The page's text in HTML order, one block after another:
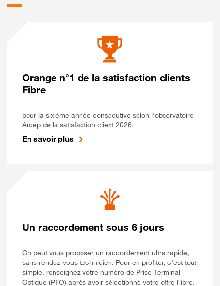
Orange n°1 de la satisfaction clients
Fibre
pour la sixième année consécutive selon l’observatoire
Arcep de la satisfaction client 2026.
En savoir plus
Un raccordement sous 6 jours
On peut vous proposer un raccordement ultra rapide,
sans rendez-vous technicien. Pour en profiter, c’est tout
simple, renseignez votre numéro de Prise Terminal
Optique (PTO) après avoir sélectionné votre offre Fibre.